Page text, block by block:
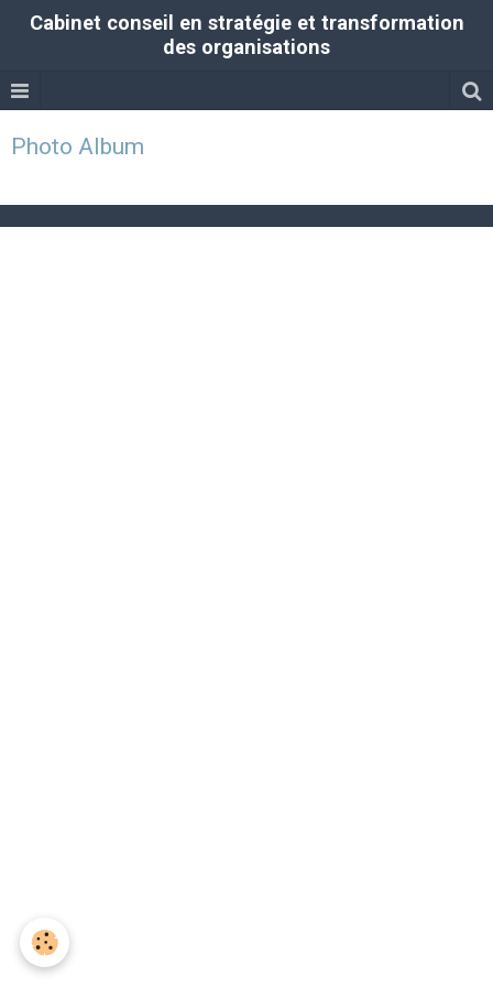
Cabinet conseil en stratégie et transformation
des organisations
Photo Album